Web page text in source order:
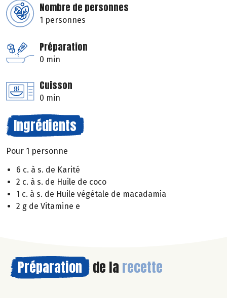
Nombre de personnes
1 personnes
Préparation
0 min
Cuisson
0 min
Ingrédients
Pour 1 personne
6 c. à s. de Karité
2 c. à s. de Huile de coco
1 c. à s. de Huile végétale de macadamia
2 g de Vitamine e
Préparation de la recette